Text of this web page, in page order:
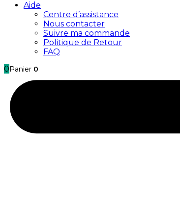
Aide
Centre d’assistance
Nous contacter
Suivre ma commande
Politique de Retour
FAQ
0 Panier 0